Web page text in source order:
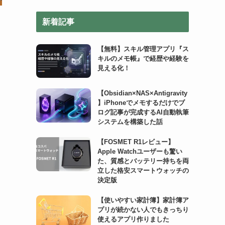
リ
新着記事
【無料】スキル管理アプリ『ス
キルのメモ帳』で経歴や経験を
見える化！
【Obsidian×NAS×Antigravity
】iPhoneでメモするだけでブ
ログ記事が完成するAI自動執筆
システムを構築した話
【FOSMET R1レビュー】
Apple Watchユーザーも驚い
た、質感とバッテリー持ちを両
立した格安スマートウォッチの
決定版
【使いやすい家計簿】家計簿ア
プリが続かない人でもきっちり
使えるアプリ作りました